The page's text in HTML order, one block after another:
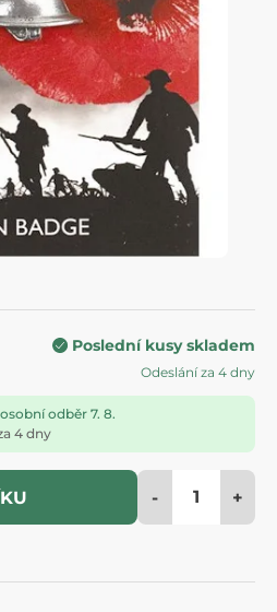
Poslední kusy skladem
Odeslání za 4 dny
odběr 7. 8.
4 dny
- +